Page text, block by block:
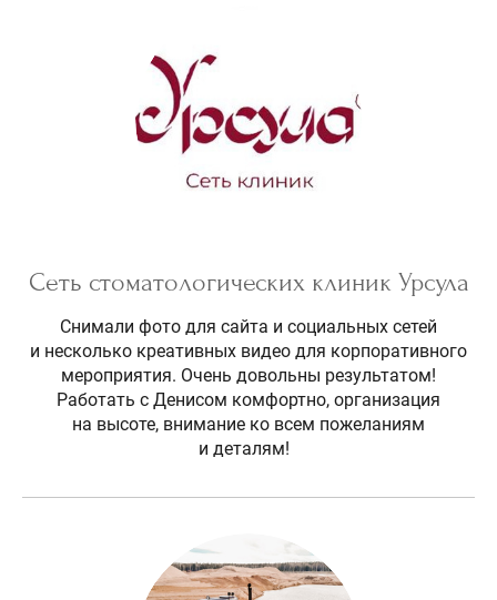
Сеть стоматологических клиник Урсула
Снимали фото для сайта и социальных сетей
и несколько креативных видео для корпоративного
мероприятия. Очень довольны результатом!
Работать с Денисом комфортно, организация
на высоте, внимание ко всем пожеланиям
и деталям!